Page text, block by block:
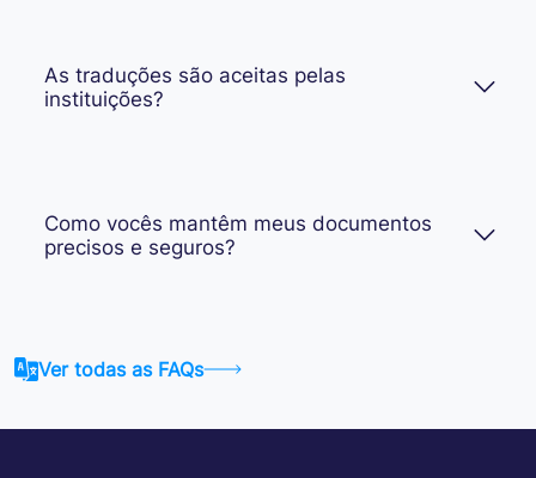
As traduções são aceitas pelas
instituições?
Como vocês mantêm meus documentos
precisos e seguros?
Ver todas as FAQs